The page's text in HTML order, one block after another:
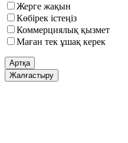
Жерге жақын
Көбірек істеңіз
Коммерциялық қызмет
Маған тек ұшақ керек
Артқа
Жалғастыру